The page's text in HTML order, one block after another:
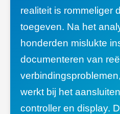
realiteit is rommeliger
toegeven. Na het
honderden mislukte
documenteren van
werkt bij het
controller en display.